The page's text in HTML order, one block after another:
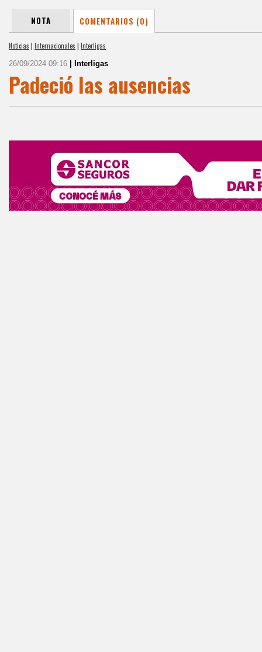
NOTA COMENTARIOS (0)
Noticias | Internacionales | Interligas
26/09/2024 09:16 | Interligas
Padeció las ausencias